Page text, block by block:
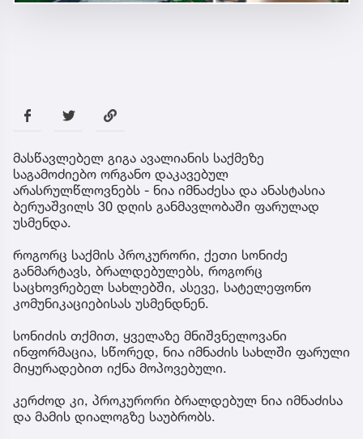
მასწავლებელ გიგა ავალიანის საქმეზე
საგამოძიებო ორგანო დაკავებულ
არასრულწლოვნებს - ნია იმნაძესა და ანასტასია
ბერუაშვილს 30 დღის განმავლობაში ფარულად
უსმენდა.
როგორც საქმის პროკურორი, ქეთი სონიძე
განმარტავს, ბრალდებულებს, როგორც
საცხოვრებელ სახლებში, ასევე, სატელეფონო
კომუნიკაციებისას უსმენდნენ.
სონიძის თქმით, ყველაზე მნიშვნელოვანი
ინფორმაცია, სწორედ, ნია იმნაძის სახლში ფარული
მიყურადებით იქნა მოპოვებული.
კერძოდ კი, პროკურორი ბრალდებულ ნია იმნაძისა
და მამის დიალოგზე საუბრობს.